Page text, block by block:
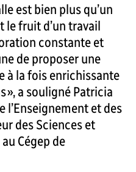
est bien plus qu’un
le fruit d’un travail
constante et
de proposer une
à la fois enrichissante
», a souligné Patricia
l’Enseignement et des
des Sciences et
Cégep de